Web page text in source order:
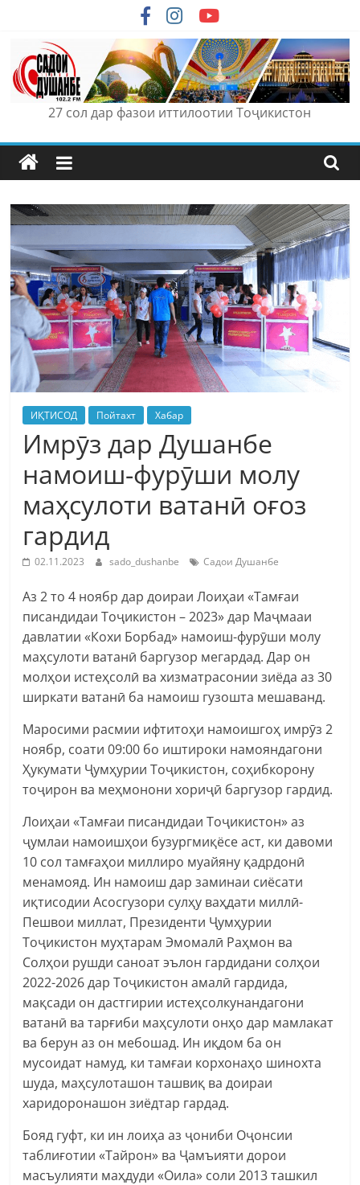
content
27 сол дар фазои иттилоотии Тоҷикистон
ИҚТИСОД Пойтахт Хабар
Имрӯз дар Душанбе
намоиш-фурӯши молу
маҳсулоти ватанӣ оғоз
гардид
02.11.2023 sado_dushanbe Садои Душанбе
Аз 2 то 4 ноябр дар доираи Лоиҳаи «Тамғаи
писандидаи Тоҷикистон – 2023» дар Маҷмааи
давлатии «Кохи Борбад» намоиш-фурӯши молу
маҳсулоти ватанӣ баргузор мегардад. Дар он
молҳои истеҳсолӣ ва хизматрасонии зиёда аз 30
ширкати ватанӣ ба намоиш гузошта мешаванд.
Маросими расмии ифтитоҳи намоишгоҳ имрӯз 2
ноябр, соати 09:00 бо иштироки намояндагони
Ҳукумати Ҷумҳурии Тоҷикистон, соҳибкорону
тоҷирон ва меҳмонони хориҷӣ баргузор гардид.
Лоиҳаи «Тамғаи писандидаи Тоҷикистон» аз
ҷумлаи намоишҳои бузургмиқёсе аст, ки давоми
10 сол тамғаҳои миллиро муайяну қадрдонӣ
менамояд. Ин намоиш дар заминаи сиёсати
иқтисодии Асосгузори сулҳу ваҳдати миллӣ-
Пешвои миллат, Президенти Ҷумҳурии
Тоҷикистон муҳтарам Эмомалӣ Раҳмон ва
Солҳои рушди саноат эълон гардидани солҳои
2022-2026 дар Тоҷикистон амалӣ гардида,
мақсади он дастгирии истеҳсолкунандагони
ватанӣ ва тарғиби маҳсулоти онҳо дар мамлакат
ва берун аз он мебошад. Ин иқдом ба он
мусоидат намуд, ки тамғаи корхонаҳо шинохта
шуда, маҳсулоташон ташвиқ ва доираи
харидоронашон зиёдтар гардад.
Бояд гуфт, ки ин лоиҳа аз ҷониби Оҷонсии
таблиғотии «Тайрон» ва Ҷамъияти дорои
масъулияти маҳдуди «Оила» соли 2013 ташкил